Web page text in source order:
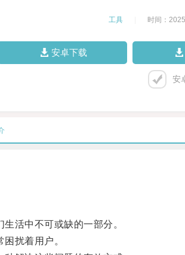
工具 时间：
安卓下载
安
活中不可或缺的一部分。
扰着用户。